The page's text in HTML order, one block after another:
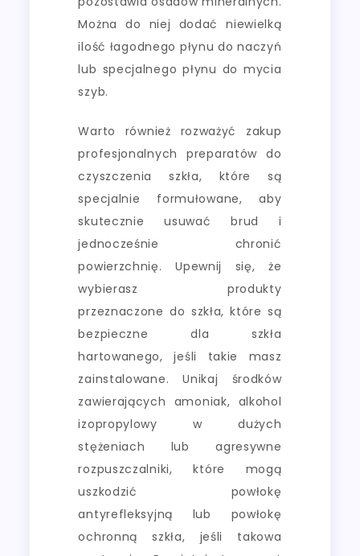
Można do niej dodać niewielką
ilość łagodnego płynu do naczyń
lub specjalnego płynu do mycia
szyb.
Warto również rozważyć zakup
profesjonalnych preparatów do
czyszczenia szkła, które są
specjalnie formułowane, aby
skutecznie usuwać brud i
jednocześnie chronić
powierzchnię. Upewnij się, że
wybierasz produkty
przeznaczone do szkła, które są
bezpieczne dla szkła
hartowanego, jeśli takie masz
zainstalowane. Unikaj środków
zawierających amoniak, alkohol
izopropylowy w dużych
stężeniach lub agresywne
rozpuszczalniki, które mogą
uszkodzić powłokę
antyrefleksyjną lub powłokę
ochronną szkła, jeśli takowa